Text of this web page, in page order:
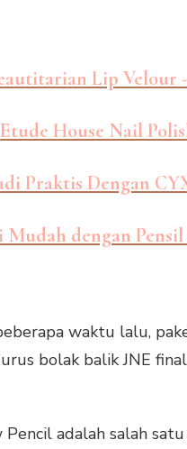
Lip Velour
Etude House Nail
Praktis Dengan
dengan
waktu lalu,
bolak balik JNE
adalah salah